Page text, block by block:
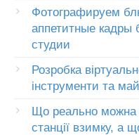
Фотографируем
аппетитные кадры
студии
Розробка
інструменти та
Що реально можна
станції взимку, а